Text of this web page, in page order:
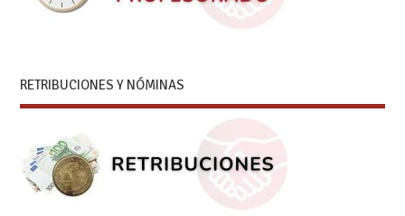
RETRIBUCIONES Y NÓMINAS